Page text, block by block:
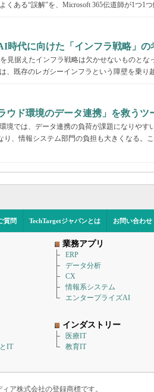
ある“誤解”を、Microsoft 365伝道師が1つ1つ
代に向けた「インフラ戦略」の
見据えたインフラ戦略は欠かせないものとな
既存のレガシーインフラという障壁を乗り
ド環境のデータ連携」を救うツ
境では、データ連携の負荷が課題になりやす
、情報システム部門の負担も大きくなる。
質問 TechTargetジャパンとは お問い合わせ
業務アプリ
ERP
データ分析
CX
情報系システム
エンタープライズAI
IT
インダストリー
医療IT
教育IT
ア株式会社の登録商標です。